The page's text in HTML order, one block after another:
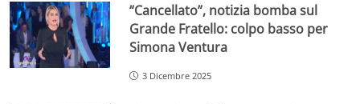
“Cancellato”, notizia bomba sul
Grande Fratello: colpo basso per
Simona Ventura
3 Dicembre 2025